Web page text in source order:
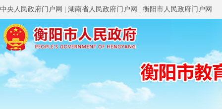
中央人民政府门户网 湖南省人民政府门户网 衡阳市人民政府门户网